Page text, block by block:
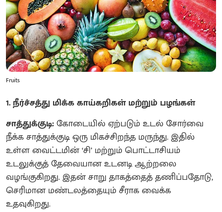
Fruits
1. நீர்ச்சத்து மிக்க காய்கறிகள் மற்றும் பழங்கள்
சாத்துக்குடி:கோடையில் ஏற்படும் உடல் சோர்வை
நீக்க சாத்துக்குடி ஒரு மிகச்சிறந்த மருந்து. இதில்
உள்ள வைட்டமின் ‘சி’ மற்றும் பொட்டாசியம்
உடலுக்குத் தேவையான உடனடி ஆற்றலை
வழங்குகிறது. இதன் சாறு தாகத்தைத் தணிப்பதோடு,
செரிமான மண்டலத்தையும் சீராக வைக்க
உதவுகிறது.